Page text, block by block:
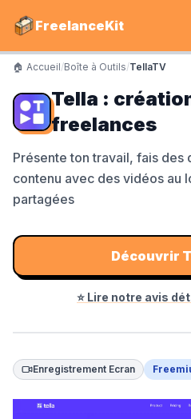
FreelanceKit
CATÉGORIES
Services
Boîte à Outils
Swapn
Orus
🏠 Accueil/Boîte à Outils/TellaTV
Tella :
freelances
Présente ton travail, fais des
contenu avec des vidéos au
partagées
Découvrir
⭐ Lire notre avis
Enregistrement Ecran